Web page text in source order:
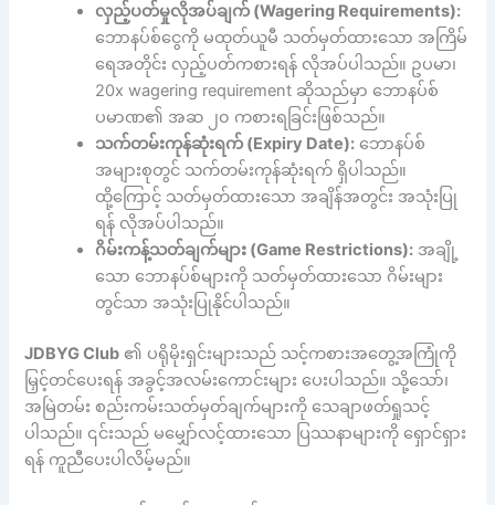
လှည့်ပတ်မှုလိုအပ်ချက် (Wagering Requirements):
ဘောနပ်စ်ငွေကို မထုတ်ယူမီ သတ်မှတ်ထားသော အကြိမ်
ရေအတိုင်း လှည့်ပတ်ကစားရန် လိုအပ်ပါသည်။ ဥပမာ၊
20x wagering requirement ဆိုသည်မှာ ဘောနပ်စ်
ပမာဏ၏ အဆ ၂၀ ကစားရခြင်းဖြစ်သည်။
သက်တမ်းကုန်ဆုံးရက် (Expiry Date): ဘောနပ်စ်
အများစုတွင် သက်တမ်းကုန်ဆုံးရက် ရှိပါသည်။
ထို့ကြောင့် သတ်မှတ်ထားသော အချိန်အတွင်း အသုံးပြု
ရန် လိုအပ်ပါသည်။
ဂိမ်းကန့်သတ်ချက်များ (Game Restrictions): အချို့
သော ဘောနပ်စ်များကို သတ်မှတ်ထားသော ဂိမ်းများ
တွင်သာ အသုံးပြုနိုင်ပါသည်။
JDBYG Club ၏ ပရိုမိုးရှင်းများသည် သင့်ကစားအတွေ့အကြုံကို
မြှင့်တင်ပေးရန် အခွင့်အလမ်းကောင်းများ ပေးပါသည်။ သို့သော်၊
အမြဲတမ်း စည်းကမ်းသတ်မှတ်ချက်များကို သေချာဖတ်ရှုသင့်
ပါသည်။ ၎င်းသည် မမျှော်လင့်ထားသော ပြဿနာများကို ရှောင်ရှား
ရန် ကူညီပေးပါလိမ့်မည်။